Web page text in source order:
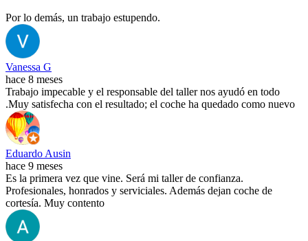
Por lo demás, un trabajo estupendo.
Vanessa G
hace 8 meses
Trabajo impecable y el responsable del taller nos ayudó en todo
.Muy satisfecha con el resultado; el coche ha quedado como nuevo
Eduardo Ausin
hace 9 meses
Es la primera vez que vine. Será mi taller de confianza.
Profesionales, honrados y serviciales. Además dejan coche de
cortesía. Muy contento